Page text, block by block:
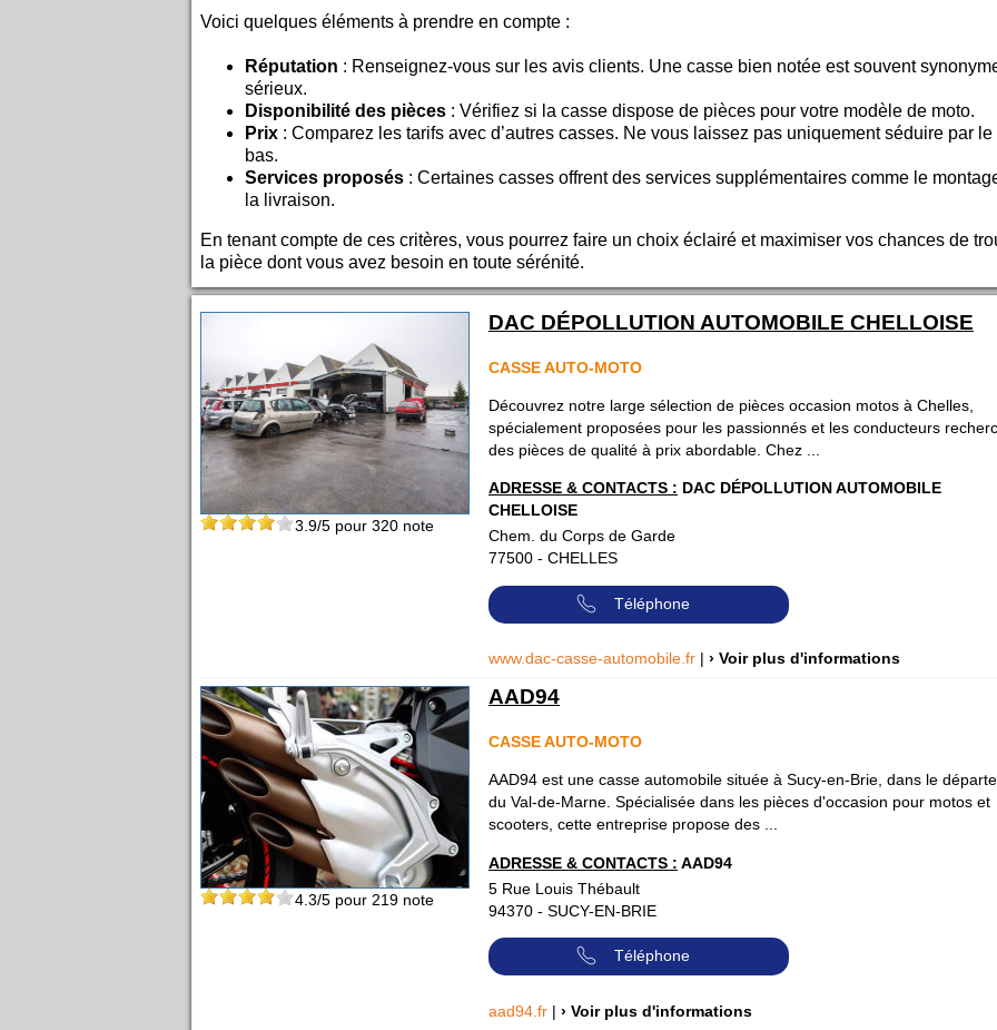
Voici quelques éléments à prendre en compte :
Réputation : Renseignez-vous sur les avis clients. Une casse bien notée est souvent
sérieux.
Disponibilité des pièces : Vérifiez si la casse dispose de pièces pour votre modèle de moto.
Prix : Comparez les tarifs avec d’autres casses. Ne vous laissez pas uniquement séduire par le
bas.
Services proposés : Certaines casses offrent des services supplémentaires comme le
la livraison.
En tenant compte de ces critères, vous pourrez faire un choix éclairé et maximiser vos chances de
la pièce dont vous avez besoin en toute sérénité.
3.9/5 pour 320 note
DAC DÉPOLLUTION AUTOMOBILE CHELLOISE
CASSE AUTO-MOTO
Découvrez notre large sélection de pièces occasion motos à Chelles,
spécialement proposées pour les passionnés et les conducteurs
des pièces de qualité à prix abordable. Chez ...
ADRESSE & CONTACTS : DAC DÉPOLLUTION AUTOMOBILE
CHELLOISE
Chem. du Corps de Garde
77500 - CHELLES
Téléphone
www.dac-casse-automobile.fr | › Voir plus d'informations
4.3/5 pour 219 note
AAD94
CASSE AUTO-MOTO
AAD94 est une casse automobile située à Sucy-en-Brie, dans le
du Val-de-Marne. Spécialisée dans les pièces d'occasion pour motos et
scooters, cette entreprise propose des ...
ADRESSE & CONTACTS : AAD94
5 Rue Louis Thébault
94370 - SUCY-EN-BRIE
Téléphone
aad94.fr | › Voir plus d'informations